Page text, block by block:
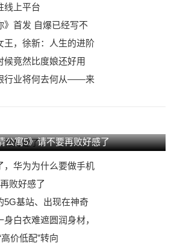
线上平台
》首发 自爆已经写不
王，徐新：人生的进阶
候竟然比度娘还好用
行业将何去何从——来
公寓5》请不要再败好感了
，华为为什么要做手机
败好感了
5G基站、出现在神奇
白衣难遮圆润身材，
价低配”转向